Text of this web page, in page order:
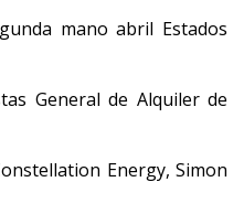
mano abril Estados
General de Alquiler de
Energy, Simon